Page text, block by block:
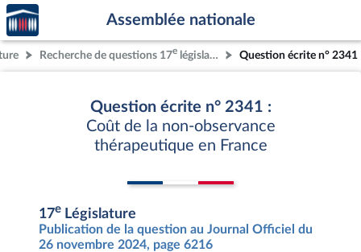
Aller au contenu
Aller en bas de la page
Accèder
à la
page
d'accueil
Assemblée nationale
Recherche de questions 17e législature Question écrite n° 2341
Question écrite n° 2341 :
Coût de la non-observance
thérapeutique en France
17e Législature
Publication de la question au Journal Officiel du
26 novembre 2024, page 6216